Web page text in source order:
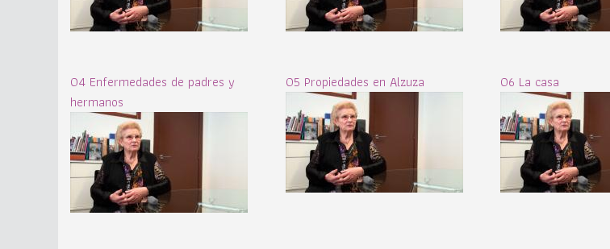
04 Enfermedades de padres y
hermanos
05 Propiedades en Alzuza 06 La casa